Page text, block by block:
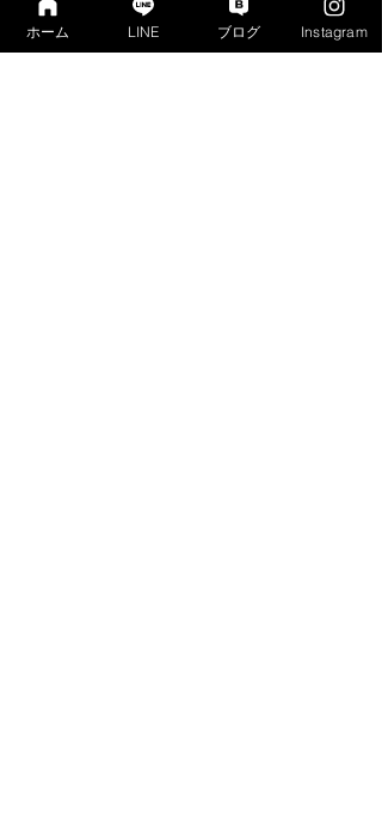
うえでお申込ください。ご参加お待ちし
ております。👋🐺
ホーム LINE ブログ Instagram